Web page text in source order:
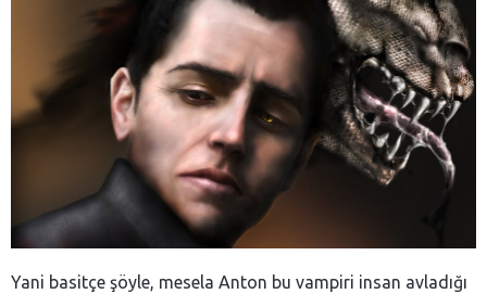
Yani basitçe şöyle, mesela Anton bu vampiri insan avladığı